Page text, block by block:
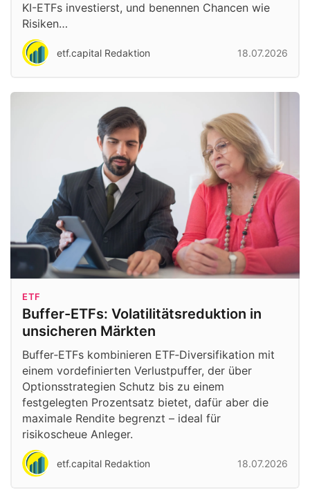
KI-ETFs investierst, und benennen Chancen wie
Risiken…
etf.capital Redaktion 18.07.2026
ETF
Buffer-ETFs: Volatilitätsreduktion in
unsicheren Märkten
Buffer‑ETFs kombinieren ETF‑Diversifikation mit
einem vordefinierten Verlustpuffer, der über
Optionsstrategien Schutz bis zu einem
festgelegten Prozentsatz bietet, dafür aber die
maximale Rendite begrenzt – ideal für
risikoscheue Anleger.
etf.capital Redaktion 18.07.2026